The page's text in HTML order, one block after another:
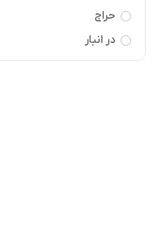
حراج
در انبار